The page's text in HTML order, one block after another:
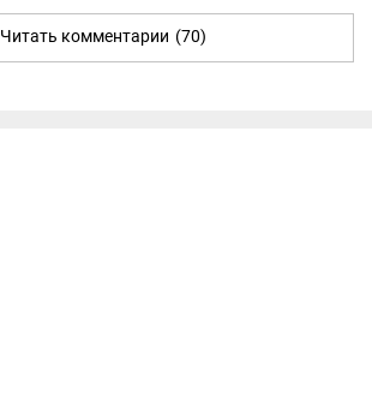
Читать комментарии (70)